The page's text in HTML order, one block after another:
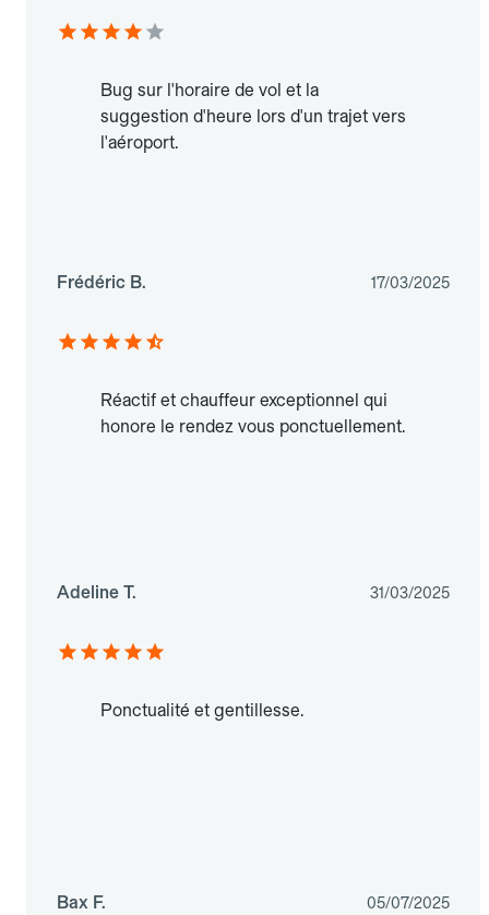
Bug sur l'horaire de vol et la
suggestion d'heure lors d'un trajet vers
l'aéroport.
Frédéric B. 17/03/2025
Réactif et chauffeur exceptionnel qui
honore le rendez vous ponctuellement.
Adeline T. 31/03/2025
Ponctualité et gentillesse.
Bax F. 05/07/2025